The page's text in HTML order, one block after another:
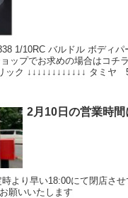
1/10RC バルドル ボディパ
ップでお求めの場合はコチ
ック ↓↓↓↓↓↓↓↓↓↓↓↓ タミヤ
2月10日の営業時間
より早い18:00にて閉店させ
願いいたします